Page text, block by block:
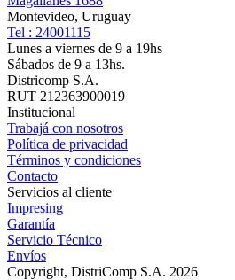
Montevideo, Uruguay
Tel : 24001115
Lunes a viernes de 9 a 19hs
Sábados de 9 a 13hs.
Districomp S.A.
RUT 212363900019
Institucional
Trabajá con nosotros
Política de privacidad
Términos y condiciones
Contacto
Servicios al cliente
Impresing
Garantía
Servicio Técnico
Envíos
Copyright, DistriComp S.A. 2026